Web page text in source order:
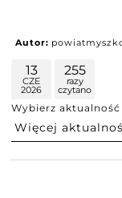
Autor:
13
CZE
2026
255
razy
czytano
Wybierz aktualność